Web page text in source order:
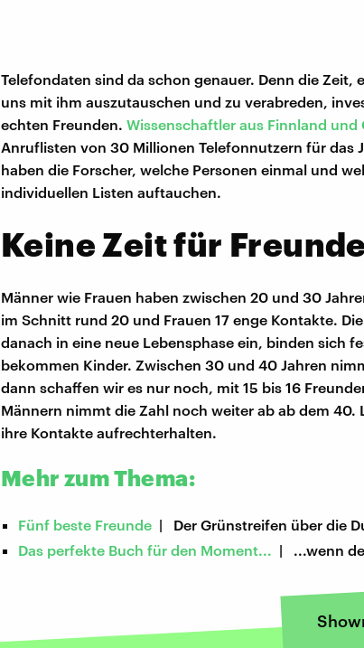
Telefondaten sind da schon genauer. Denn die Zeit,
uns mit ihm auszutauschen und zu verabreden,
echten Freunden. Wissenschaftler aus Finnland und
Anruflisten von 30 Millionen Telefonnutzern für das
haben die Forscher, welche Personen einmal und
individuellen Listen auftauchen.
Keine Zeit für Freunde
Männer wie Frauen haben zwischen 20 und 30
im Schnitt rund 20 und Frauen 17 enge Kontakte.
danach in eine neue Lebensphase ein, binden sich
bekommen Kinder. Zwischen 30 und 40 Jahren
dann schaffen wir es nur noch, mit 15 bis 16
Männern nimmt die Zahl noch weiter ab ab dem 40.
ihre Kontakte aufrechterhalten.
Mehr zum Thema:
Fünf beste Freunde | Der Grünstreifen über die
Das perfekte Buch für den Moment... | ...wenn